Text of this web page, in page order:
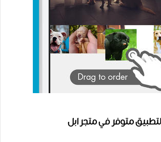
متوفر في متجر ابل